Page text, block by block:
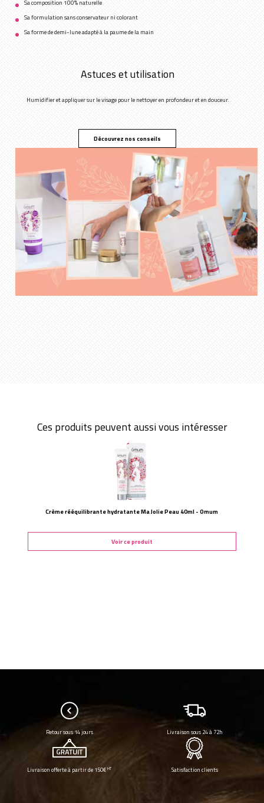
Sa composition 100% naturelle
Sa formulation sans conservateur ni colorant
Sa forme de demi-lune adapté à la paume de la main
Astuces et utilisation
Humidifier et appliquer sur le visage pour le nettoyer en profondeur et en douceur.
Découvrez nos conseils
Ces produits peuvent aussi vous intéresser
Crème rééquilibrante hydratante Ma Jolie Peau 40ml - Omum
Voir ce produit
Retour sous 14 jours Livraison sous 24 à 72h
Livraison offerte à partir de 150€HT Satisfaction clients